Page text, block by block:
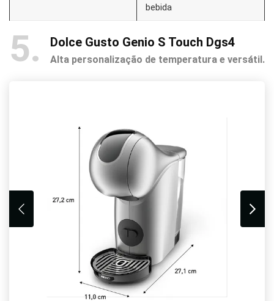
bebida
5 Dolce Gusto Genio S Touch Dgs4
Alta personalização de temperatura e versátil.